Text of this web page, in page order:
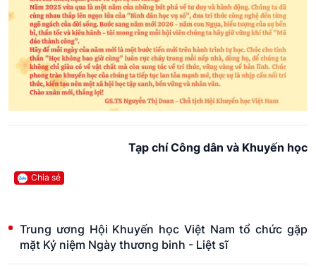
Tạp chí Công dân và Khuyến học
Chia sẻ
Trung ương Hội Khuyến học Việt Nam tổ chức gặp
mặt Kỷ niệm Ngày thương binh - Liệt sĩ